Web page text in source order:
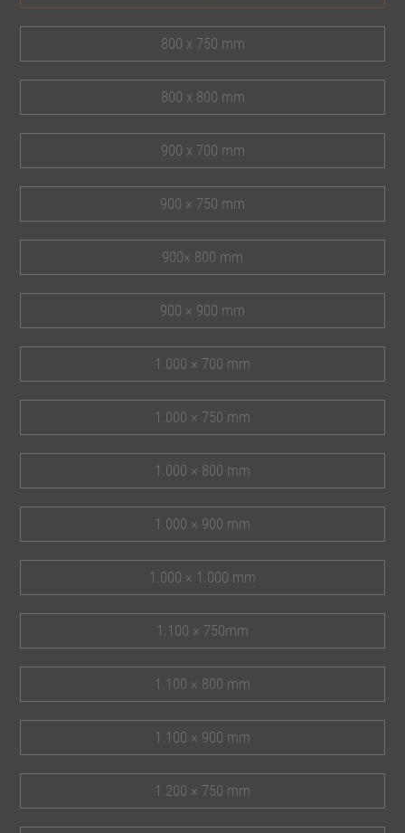
800 x 750 mm
800 x 800 mm
900 x 700 mm
900 × 750 mm
900× 800 mm
900 × 900 mm
1.000 × 700 mm
1.000 × 750 mm
1.000 × 800 mm
1.000 × 900 mm
1.000 × 1.000 mm
1.100 × 750mm
1.100 × 800 mm
1.100 × 900 mm
1.200 × 750 mm